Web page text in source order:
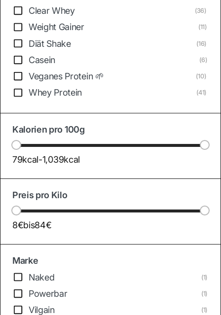
Clear Whey (36)
Weight Gainer (11)
Diät Shake (16)
Casein (6)
Veganes Protein 🌱 (10)
Whey Protein (41)
Kalorien pro 100g
79kcal-1,039kcal
Preis pro Kilo
8€bis84€
Marke
Naked
(1)
Powerbar (1)
Vilgain (1)